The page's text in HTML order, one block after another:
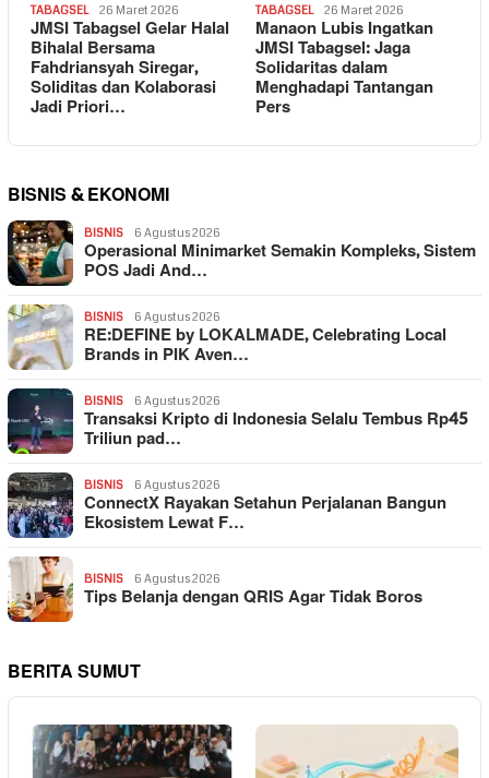
TABAGSEL 26 Maret 2026
JMSI Tabagsel Gelar Halal
Bihalal Bersama
Fahdriansyah Siregar,
Soliditas dan Kolaborasi
Jadi Priori…
TABAGSEL 26 Maret 2026
Manaon Lubis Ingatkan
JMSI Tabagsel: Jaga
Solidaritas dalam
Menghadapi Tantangan
Pers
BISNIS & EKONOMI
BISNIS 6 Agustus 2026
Operasional Minimarket Semakin Kompleks, Sistem
POS Jadi And…
BISNIS 6 Agustus 2026
RE:DEFINE by LOKALMADE, Celebrating Local
Brands in PIK Aven…
BISNIS 6 Agustus 2026
Transaksi Kripto di Indonesia Selalu Tembus Rp45
Triliun pad…
BISNIS 6 Agustus 2026
ConnectX Rayakan Setahun Perjalanan Bangun
Ekosistem Lewat F…
BISNIS 6 Agustus 2026
Tips Belanja dengan QRIS Agar Tidak Boros
BERITA SUMUT